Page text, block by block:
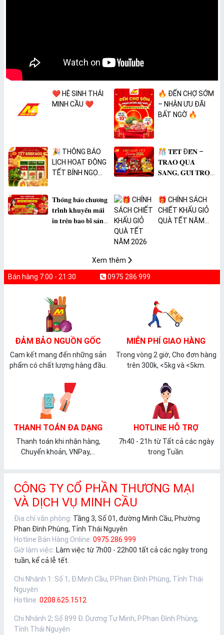
❤️ HỆ SINH THÁI
MINH CẦU ❤️
🔥 ĐẾN CHỢ SỚM
– NHẬN ƯU ĐÃI
BẤT NGỜ 🔥
🎉 THÔNG BÁO
LỊCH HOẠT ĐỘNG
TẾT BÍNH NGỌ
🎊 𝐓𝐄̂́𝐓 Đ𝐄̂́𝐍 –
𝐓𝐑𝐀𝐎 𝐐𝐔𝐀̀
𝐒𝐀𝐍𝐆, 𝐆𝐔̛̉𝐈 𝐓𝐑𝐎̣𝐍
𝐓𝐡𝐨̂𝐧𝐠 𝐛𝐚́𝐨 𝐜𝐡𝐮̛𝐨̛𝐧𝐠
𝐭𝐫𝐢̀𝐧𝐡 𝐤𝐡𝐮𝐲𝐞̂́𝐧 𝐦𝐚̃𝐢
𝐢𝐧 𝐭𝐫𝐞̂𝐧 𝐛𝐚𝐨 𝐛𝐢̀ 𝐬𝐚̉𝐧
🎁 CHÍNH SÁCH
CHIẾT KHẤU GIỎ
QUÀ TẾT NĂM
Xem thêm
Bán hàng 7:00 - 21:30 0975 286 999
ĐẢM BẢO NGUỒN GỐC
Cam kết mang đến những sản
phẩm có chất lượng hàng đầu.
MIỄN PHÍ GIAO HÀNG
Trong vòng 2 giờ, Cho đơn hàng
trên 300k, <5kg và <5km.
THANH TOÁN ĐA DẠNG
Thanh toán khi nhận hàng,
Chuyển khoản, VNPay,...
HOTLINE HỖ TRỢ
7h40 - 21h từ Tất cả các ngày
trong Tuần.
CÔNG TY CỔ PHẦN THƯƠNG MẠI
VÀ DỊCH VỤ MINH CẦU
Địa chỉ văn phòng: Tầng 3, Số 01, đường Minh Cầu, Phường
Phan Đình Phùng, Tỉnh Thái Nguyên
Hotline Bán Hàng Online: 0975.286.999
Giờ làm việc: Làm việc từ 7h00 - 22h00 tất cả các ngày trong
tuần, kể cả lễ tết.
Chi Nhánh 1 : Số 1, Đ.Minh Cầu, P.Phan Đình Phùng, Tỉnh Thái
Nguyên
Hotline: 0208.625.1512
Chi Nhánh 2: Số 899 Đ. Dương Tự Minh, P.Phan Đình Phùng,
Tỉnh Thái Nguyên